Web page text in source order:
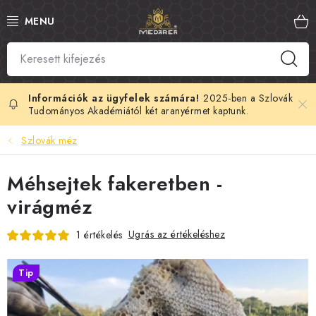
tartalomhoz
SZLOVÁK MÉZ
MANUKA MÉZ
MÉHPEMPŐ
KIRÁLYI ZSELÉ
MÉHMÉREG
MÉZES KOZMETIKUMOK
2025-ben a Szlovák
Tudományos Akadémiától két aranyérmet kaptunk.
Szlovák méz
Méhsejtek fakeretben -
virágméz
1 értékelés Ugrás az értékeléshez
Tip